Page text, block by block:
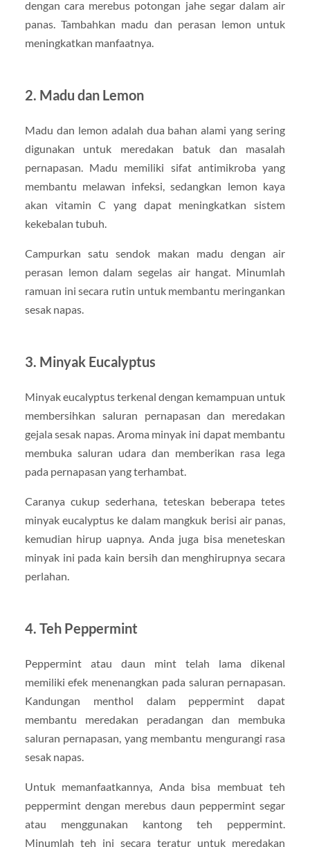
dengan cara merebus potongan jahe segar dalam air
panas. Tambahkan madu dan perasan lemon untuk
meningkatkan manfaatnya.
2. Madu dan Lemon
Madu dan lemon adalah dua bahan alami yang sering
digunakan untuk meredakan batuk dan masalah
pernapasan. Madu memiliki sifat antimikroba yang
membantu melawan infeksi, sedangkan lemon kaya
akan vitamin C yang dapat meningkatkan sistem
kekebalan tubuh.
Campurkan satu sendok makan madu dengan air
perasan lemon dalam segelas air hangat. Minumlah
ramuan ini secara rutin untuk membantu meringankan
sesak napas.
3. Minyak Eucalyptus
Minyak eucalyptus terkenal dengan kemampuan untuk
membersihkan saluran pernapasan dan meredakan
gejala sesak napas. Aroma minyak ini dapat membantu
membuka saluran udara dan memberikan rasa lega
pada pernapasan yang terhambat.
Caranya cukup sederhana, teteskan beberapa tetes
minyak eucalyptus ke dalam mangkuk berisi air panas,
kemudian hirup uapnya. Anda juga bisa meneteskan
minyak ini pada kain bersih dan menghirupnya secara
perlahan.
4. Teh Peppermint
Peppermint atau daun mint telah lama dikenal
memiliki efek menenangkan pada saluran pernapasan.
Kandungan menthol dalam peppermint dapat
membantu meredakan peradangan dan membuka
saluran pernapasan, yang membantu mengurangi rasa
sesak napas.
Untuk memanfaatkannya, Anda bisa membuat teh
peppermint dengan merebus daun peppermint segar
atau menggunakan kantong teh peppermint.
Minumlah teh ini secara teratur untuk meredakan